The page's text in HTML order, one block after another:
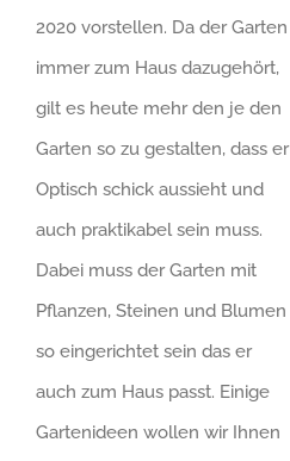
2020 vorstellen. Da der Garten
immer zum Haus dazugehört,
gilt es heute mehr den je den
Garten so zu gestalten, dass er
Optisch schick aussieht und
auch praktikabel sein muss.
Dabei muss der Garten mit
Pflanzen, Steinen und Blumen
so eingerichtet sein das er
auch zum Haus passt. Einige
Gartenideen wollen wir Ihnen